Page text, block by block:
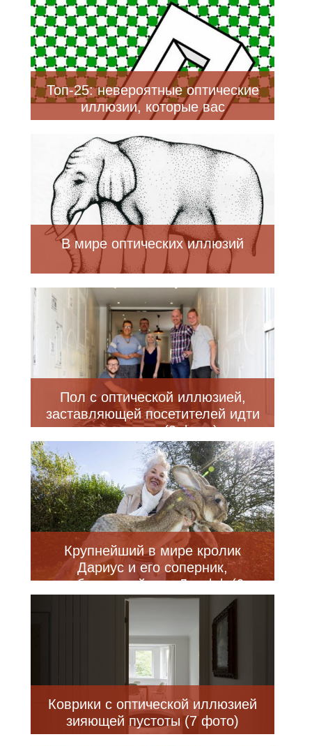
Топ-25: невероятные оптические
иллюзии, которые вас
непременно ошеломят
В мире оптических иллюзий
Пол с оптической иллюзией,
заставляющей посетителей идти
медленнее (3 фото)
Крупнейший в мире кролик
Дариус и его соперник,
собственный сын Джефф (6
фото)
Коврики с оптической иллюзией
зияющей пустоты (7 фото)